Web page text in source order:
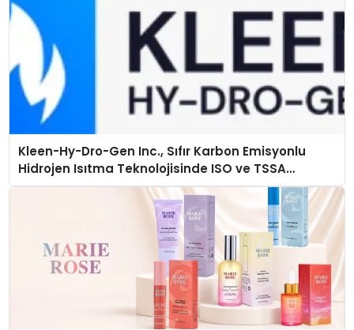
Kleen-Hy-Dro-Gen Inc., Sıfır Karbon Emisyonlu
Hidrojen Isıtma Teknolojisinde ISO ve TSSA
Düzenleyici Onaylarını Aldı